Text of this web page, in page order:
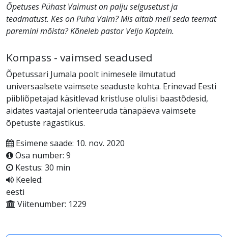
Õpetuses Pühast Vaimust on palju selgusetust ja
teadmatust. Kes on Püha Vaim? Mis aitab meil seda teemat
paremini mõista? Kõneleb pastor Veljo Kaptein.
Kompass - vaimsed seadused
Õpetussari Jumala poolt inimesele ilmutatud
universaalsete vaimsete seaduste kohta. Erinevad Eesti
piibliõpetajad käsitlevad kristluse olulisi baastõdesid,
aidates vaatajal orienteeruda tänapäeva vaimsete
õpetuste rägastikus.
Esimene saade: 10. nov. 2020
Osa number: 9
Kestus: 30 min
Keeled:
eesti
Viitenumber: 1229